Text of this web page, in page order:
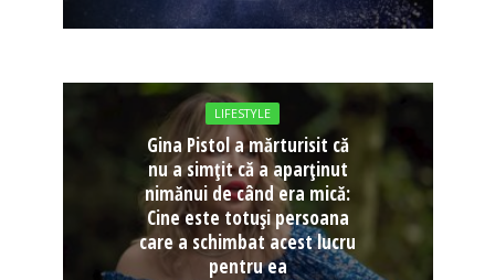
LIFESTYLE
Gina Pistol a mărturisit că
nu a simțit că a aparținut
nimănui de când era mică:
Cine este totuși persoana
care a schimbat acest lucru
pentru ea